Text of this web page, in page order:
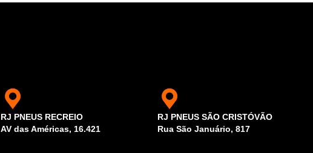
RJ PNEUS RECREIO
AV das Américas, 16.421
RJ PNEUS SÃO CRISTÓVÃO
Rua São Januário, 817